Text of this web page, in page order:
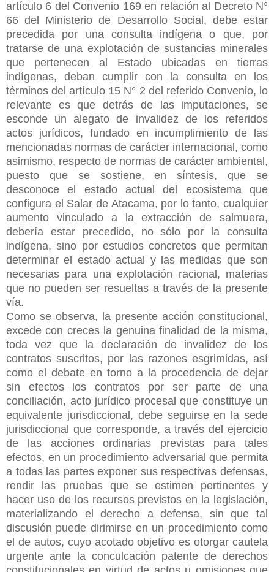
artículo 6 del Convenio 169 en relación al Decreto N°
66 del Ministerio de Desarrollo Social, debe estar
precedida por una consulta indígena o que, por
tratarse de una explotación de sustancias minerales
que pertenecen al Estado ubicadas en tierras
indígenas, deban cumplir con la consulta en los
términos del artículo 15 N° 2 del referido Convenio, lo
relevante es que detrás de las imputaciones, se
esconde un alegato de invalidez de los referidos
actos jurídicos, fundado en incumplimiento de las
mencionadas normas de carácter internacional, como
asimismo, respecto de normas de carácter ambiental,
puesto que se sostiene, en síntesis, que se
desconoce el estado actual del ecosistema que
configura el Salar de Atacama, por lo tanto, cualquier
aumento vinculado a la extracción de salmuera,
debería estar precedido, no sólo por la consulta
indígena, sino por estudios concretos que permitan
determinar el estado actual y las medidas que son
necesarias para una explotación racional, materias
que no pueden ser resueltas a través de la presente
vía.
Como se observa, la presente acción constitucional,
excede con creces la genuina finalidad de la misma,
toda vez que la declaración de invalidez de los
contratos suscritos, por las razones esgrimidas, así
como el debate en torno a la procedencia de dejar
sin efectos los contratos por ser parte de una
conciliación, acto jurídico procesal que constituye un
equivalente jurisdiccional, debe seguirse en la sede
jurisdiccional que corresponde, a través del ejercicio
de las acciones ordinarias previstas para tales
efectos, en un procedimiento adversarial que permita
a todas las partes exponer sus respectivas defensas,
rendir las pruebas que se estimen pertinentes y
hacer uso de los recursos previstos en la legislación,
materializando el derecho a defensa, sin que tal
discusión puede dirimirse en un procedimiento como
el de autos, cuyo acotado objetivo es otorgar cautela
urgente ante la conculcación patente de derechos